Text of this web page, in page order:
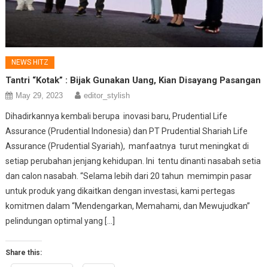
NEWS HITZ
Tantri “Kotak” : Bijak Gunakan Uang, Kian Disayang Pasangan
May 29, 2023 editor_stylish
Dihadirkannya kembali berupa inovasi baru, Prudential Life
Assurance (Prudential Indonesia) dan PT Prudential Shariah Life
Assurance (Prudential Syariah), manfaatnya turut meningkat di
setiap perubahan jenjang kehidupan. Ini tentu dinanti nasabah setia
dan calon nasabah. “Selama lebih dari 20 tahun memimpin pasar
untuk produk yang dikaitkan dengan investasi, kami pertegas
komitmen dalam “Mendengarkan, Memahami, dan Mewujudkan”
pelindungan optimal yang […]
Share this: